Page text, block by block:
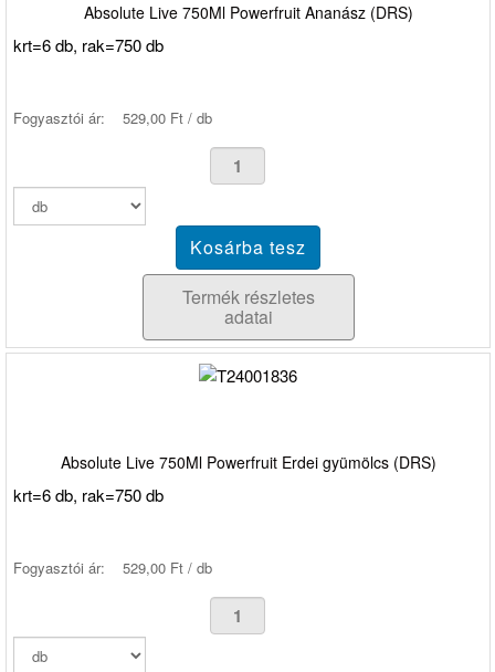
Absolute Live 750Ml Powerfruit Ananász (DRS)
krt=6 db, rak=750 db
Fogyasztói ár: 529,00 Ft / db
Termék részletes
adatai
Absolute Live 750Ml Powerfruit Erdei gyümölcs (DRS)
krt=6 db, rak=750 db
Fogyasztói ár: 529,00 Ft / db